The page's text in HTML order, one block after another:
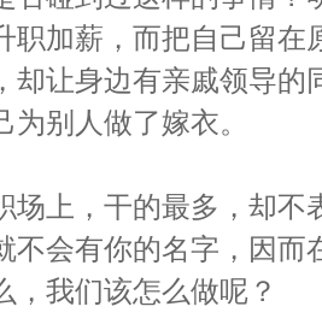
职加薪，而把自己留
却让身边有亲戚领导
别人做了嫁衣。
场上，干的最多，却
不会有你的名字，因
，我们该怎么做呢？